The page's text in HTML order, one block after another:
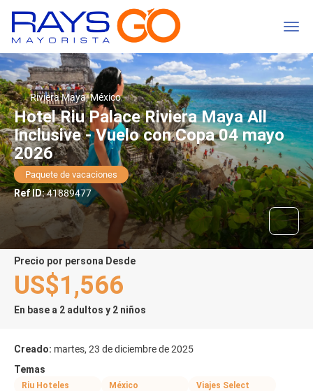
Riviera Maya, México
Hotel Riu Palace Riviera Maya All
Inclusive - Vuelo con Copa 04 mayo
2026
Paquete de vacaciones
Ref ID:41889477
precio por persona Desde
US$1,566
En base a 2 adultos y 2 niños
Creado: martes, 23 de diciembre de 2025
Temas
Riu Hoteles México Viajes Select